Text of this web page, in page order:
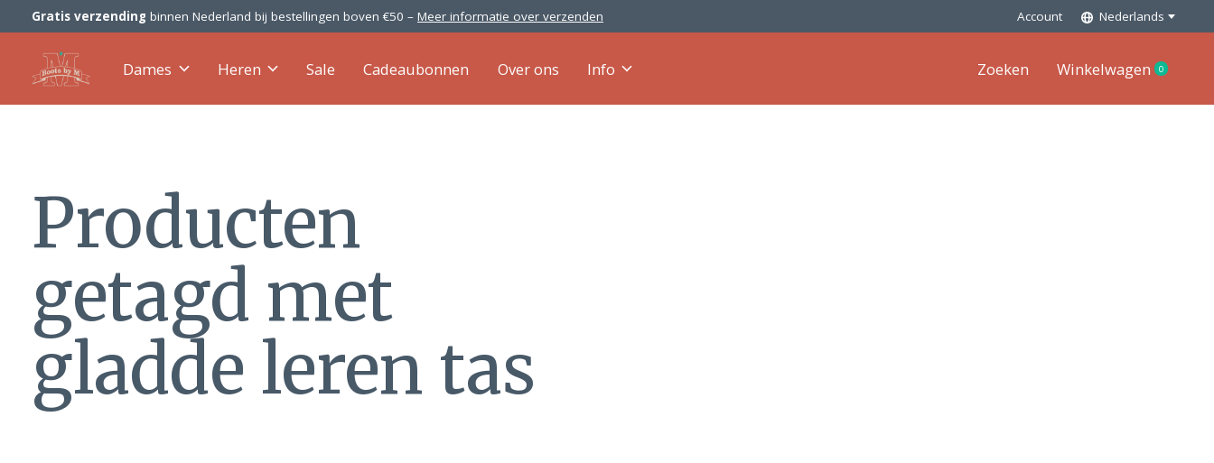
Gratis verzending binnen Nederland bij bestellingen boven €50 – Meer informatie over verzenden Account Nederlands
Dames Heren Sale Cadeaubonnen Over ons Info Zoeken Winkelwagen 0items
Producten
getagd met
gladde leren tas